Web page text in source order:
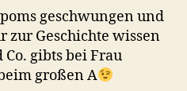
geschwungen und
zur Geschichte wissen
gibts bei Frau
großen A